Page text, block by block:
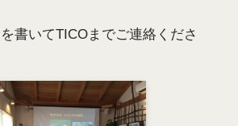
書いてTICOまでご連絡くださ